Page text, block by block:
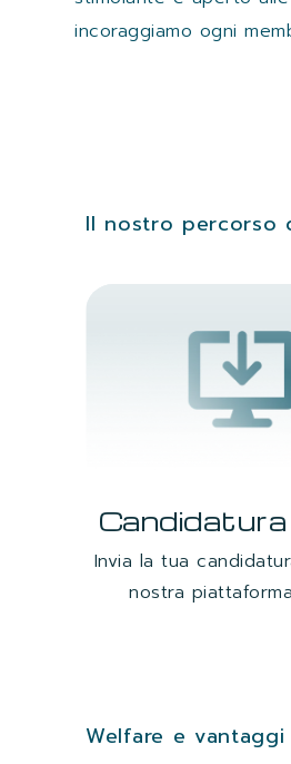
incoraggiamo ogni
Il nostro percorso
Candidatura
Invia la tua
nostra
Welfare e